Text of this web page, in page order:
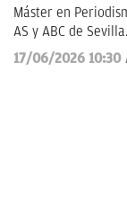
Máster en
AS y ABC de
de Fútbol
17/06/2026 10:30